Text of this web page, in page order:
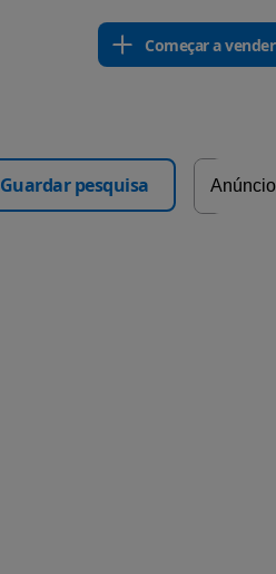
Começar a vender
Guardar pesquisa